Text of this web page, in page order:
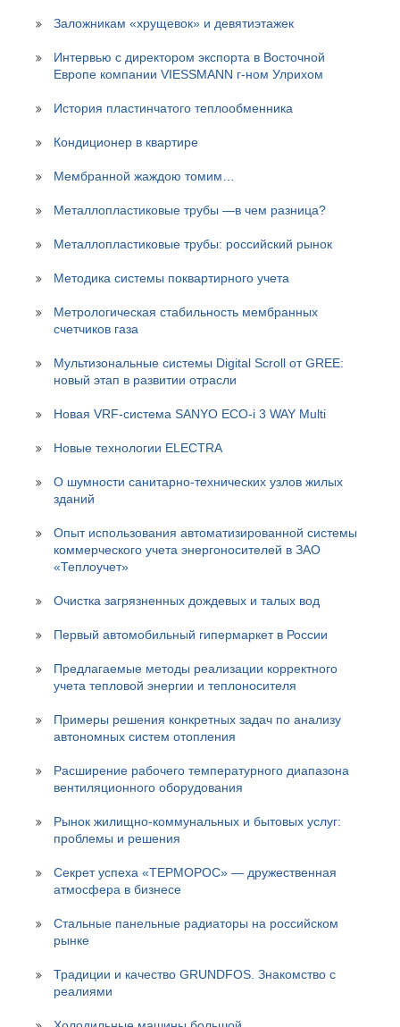
Заложникам «хрущевок» и девятиэтажек
Интервью с директором экспорта в Восточной
Европе компании VIESSMANN г-ном Улрихом
История пластинчатого теплообменника
Кондиционер в квартире
Мембранной жаждою томим…
Металлопластиковые трубы —в чем разница?
Металлопластиковые трубы: российский рынок
Методика системы поквартирного учета
Метрологическая стабильность мембранных
счетчиков газа
Мультизональные системы Digital Scroll от GREE:
новый этап в развитии отрасли
Новая VRF-система SANYO ECO-i 3 WAY Multi
Новые технологии ELECTRA
О шумности санитарно-технических узлов жилых
зданий
Опыт использования автоматизированной системы
коммерческого учета энергоносителей в ЗАО
«Теплоучет»
Очистка загрязненных дождевых и талых вод
Первый автомобильный гипермаркет в России
Предлагаемые методы реализации корректного
учета тепловой энергии и теплоносителя
Примеры решения конкретных задач по анализу
автономных систем отопления
Расширение рабочего температурного диапазона
вентиляционного оборудования
Рынок жилищно-коммунальных и бытовых услуг:
проблемы и решения
Секрет успеха «ТЕРМОРОС» — дружественная
атмосфера в бизнесе
Стальные панельные радиаторы на российском
рынке
Традиции и качество GRUNDFOS. Знакомство с
реалиями